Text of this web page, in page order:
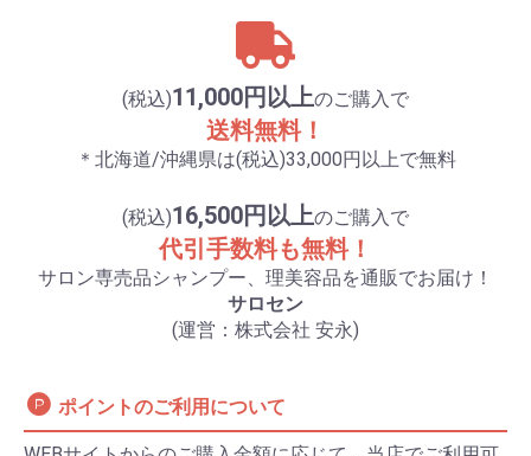
(税込)11,000円以上のご購入で
送料無料！
＊北海道/沖縄県は(税込)33,000円以上で無料
(税込)16,500円以上のご購入で
代引手数料も無料！
サロン専売品シャンプー、理美容品を通販でお届け！
サロセン
(運営：株式会社 安永)
ポイントのご利用について